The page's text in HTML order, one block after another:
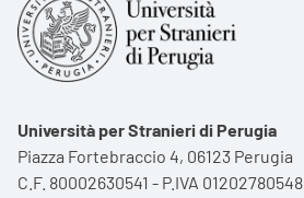
Università per Stranieri di Perugia
Piazza Fortebraccio 4, 06123 Perugia
C.F. 80002630541 - P.IVA 01202780548